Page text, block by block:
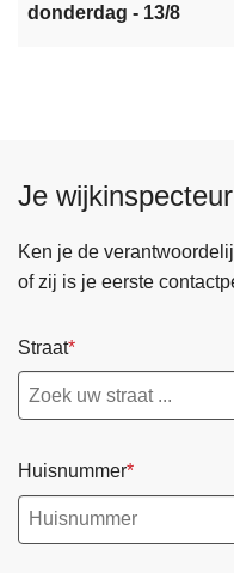
donderdag - 13/8
Je wijkinspecteur
Ken je de
of zij is je eerste
Straat
Huisnummer